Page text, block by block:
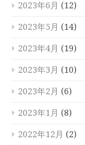
2023年6月 (12)
2023年5月 (14)
2023年4月 (19)
2023年3月 (10)
2023年2月 (6)
2023年1月 (8)
2022年12月 (2)